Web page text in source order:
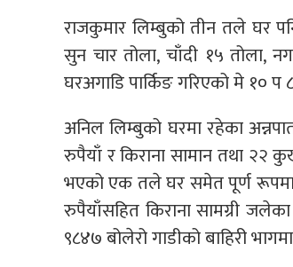
राजकुमार लिम्बुको तीन तले घर
सुन चार तोला, चाँदी १५ तोला,
घरअगाडि पार्किङ गरिएको मे
अनिल लिम्बुको घरमा रहेका
रुपैयाँ र किराना सामान तथा २२
भएको एक तले घर समेत पूर्ण रूपमा
रुपैयाँसहित किराना सामग्री
९८४७ बोलेरो गाडीको बाहिरी